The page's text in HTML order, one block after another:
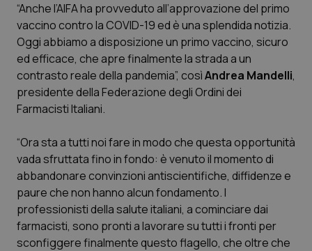
Lavoro e Professioni
Scienza e Farmaci
Studi e Analisi
Edizioni Regionali
QS Pro
Professionisti Sanitari.AI
“Anche l’AIFA ha provveduto all’approvazione del primo
vaccino contro la COVID-19 ed è una splendida notizia.
Oggi abbiamo a disposizione un primo vaccino, sicuro
ed efficace, che apre finalmente la strada a un
contrasto reale della pandemia”, cosìAndrea Mandelli,
presidente della Federazione degli Ordini dei
Farmacisti Italiani.
“Ora sta a tutti noi fare in modo che questa opportunità
vada sfruttata fino in fondo: è venuto il momento di
abbandonare convinzioni antiscientifiche, diffidenze e
paure che non hanno alcun fondamento. I
professionisti della salute italiani, a cominciare dai
farmacisti, sono pronti a lavorare su tutti i fronti per
sconfiggere finalmente questo flagello, che oltre che